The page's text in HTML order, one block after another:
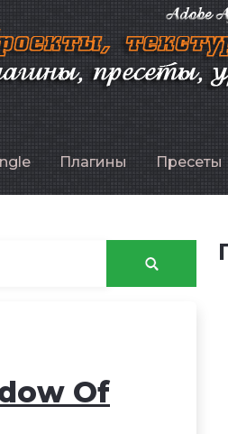
Плагины Пресеты
Of